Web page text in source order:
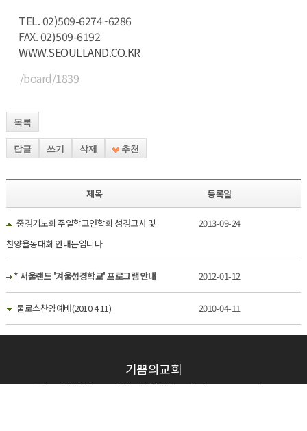
TEL. 02)509-6274~6286
FAX. 02)509-6192
WWW.SEOULLAND.CO.KR
/board/1839
목록
답글 쓰기 삭제 추천
제목 등록일
중경기노회 주일학교연합회 성경고사 및
찬양율동대회 안내문입니다
2013-09-24
* 서울랜드 '겨울성경학교' 프로그램 안내 2012-01-12
둘로스찬양예배(2010.4.11) 2010-04-11
기쁨의교회
16031 경기도 의왕시 복지로48 기쁨의교회 (내손동 692-9) Tel. 031-423-1250~2 | Fax. 031-